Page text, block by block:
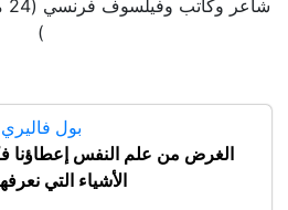
)
بول فاليري
الغرض من علم النفس إعطاؤنا
الأشياء التي